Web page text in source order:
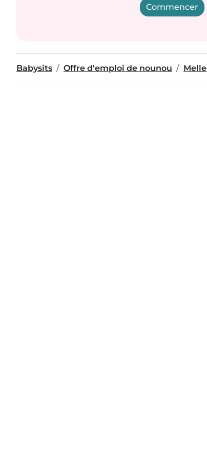
Commencer
Babysits Offre d'emploi de nounou Melle